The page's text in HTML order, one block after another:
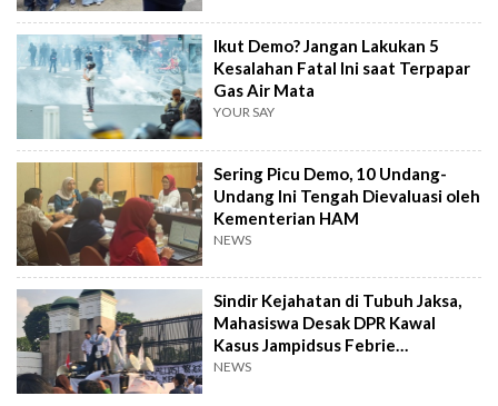
Ikut Demo? Jangan Lakukan 5
Kesalahan Fatal Ini saat Terpapar
Gas Air Mata
YOUR SAY
Sering Picu Demo, 10 Undang-
Undang Ini Tengah Dievaluasi oleh
Kementerian HAM
NEWS
Sindir Kejahatan di Tubuh Jaksa,
Mahasiswa Desak DPR Kawal
Kasus Jampidsus Febrie
Adriansyah
NEWS